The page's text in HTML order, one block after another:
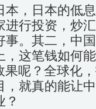
，日本的低
行投资，炒
。其二，中
这笔钱如何
果呢？全球化
，就真的能让